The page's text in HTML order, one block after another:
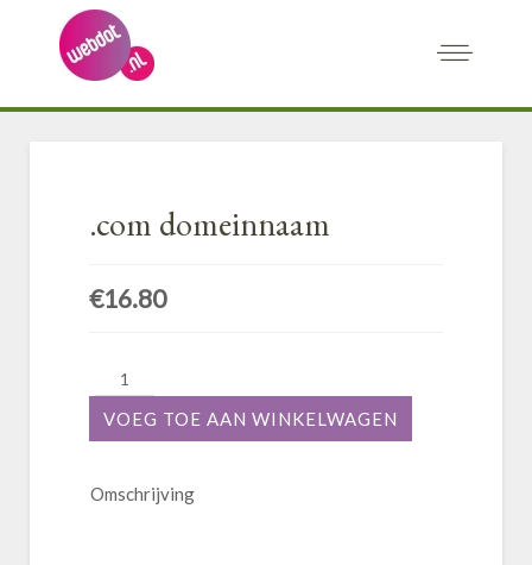
.com domeinnaam
€16.80
Omschrijving